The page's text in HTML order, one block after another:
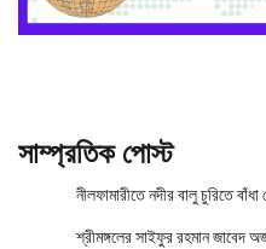
সাম্প্রতিক পোস্ট
নীলফামারীতে নদীর বালু চুরিতে
শ্রীমঙ্গলের সাইফুর রহমান জাবেদ